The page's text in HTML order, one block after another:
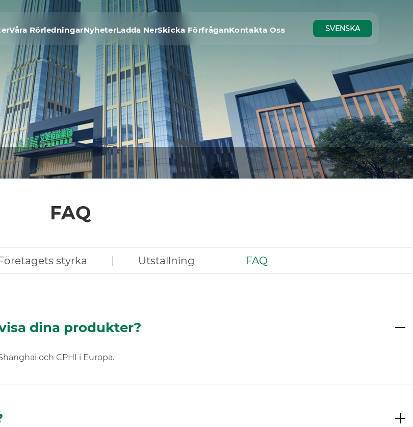
Våra RörledningarNyheterLadda NerSkicka FörfråganKontakta Oss SVENSKA
FAQ
styrka Utställning FAQ
dina produkter?
och CPHI i Europa.